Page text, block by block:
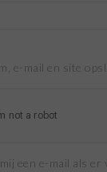
e-mail en site
een e-mail als er